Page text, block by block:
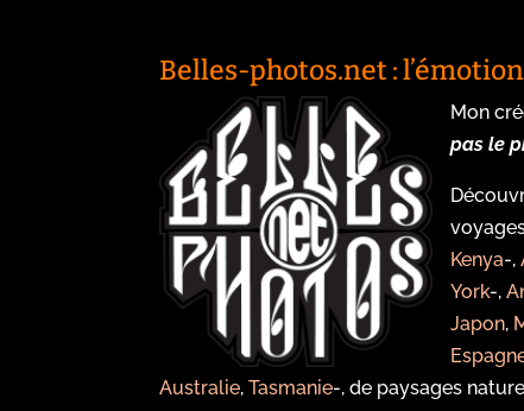
Belles-photos.net :
Mon
pas le
Kenya-,
York-,
Japon,
Australie,Tasmanie-, de paysages